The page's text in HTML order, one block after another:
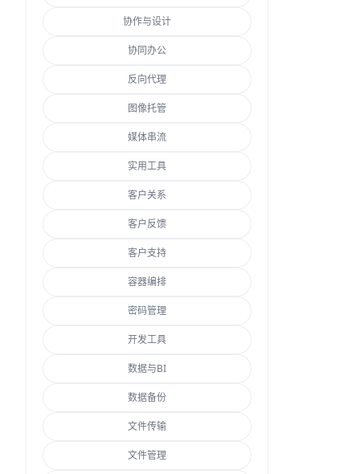
协作与设计
协同办公
反向代理
图像托管
媒体串流
实用工具
客户关系
客户反馈
客户支持
容器编排
密码管理
开发工具
数据与BI
数据备份
文件传输
文件管理